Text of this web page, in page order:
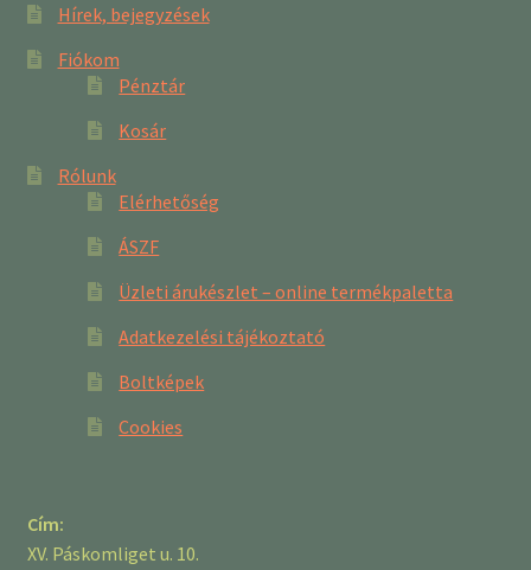
Hírek, bejegyzések
Fiókom
Pénztár
Kosár
Rólunk
Elérhetőség
ÁSZF
Üzleti árukészlet – online termékpaletta
Adatkezelési tájékoztató
Boltképek
Cookies
Cím:
XV. Páskomliget u. 10.